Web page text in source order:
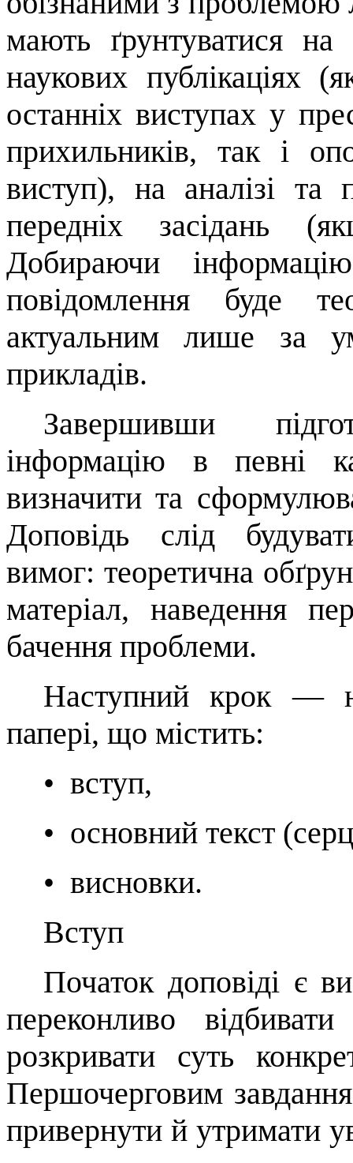
мають ґрунтуватися
наукових публікаціях
останніх виступах у
прихильників, так і
виступ), на аналізі
передніх засідань
Добираючи
повідомлення буде
актуальним лише за
прикладів.
Завершивши
інформацію в певні
визначити та
Доповідь слід
вимог: теоретична
мате­ріал, наведення
бачення проблеми.
Наступний крок—
папері, що містить:
• вступ,
• основний текст
• висновки.
Вступ
Початок доповіді є
перекон­ливо
розкривати суть
Першочерговим
привернути й утримати